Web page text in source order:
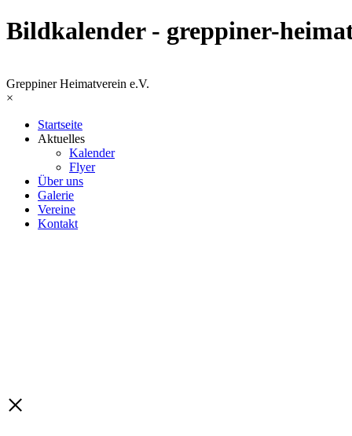
Bildkalender - greppiner-
Greppiner Heimatverein e.V.
×
Startseite
Aktuelles
Kalender
Flyer
Über uns
Galerie
Vereine
Kontakt
×